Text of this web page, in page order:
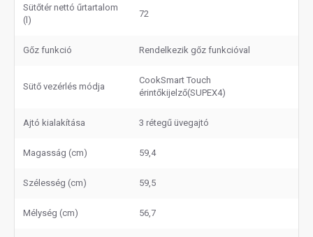
Sütőtér nettó űrtartalom
(l)
72
Gőz funkció Rendelkezik gőz funkcióval
Sütő vezérlés módja
CookSmart Touch
érintőkijelző(SUPEX4)
Ajtó kialakítása 3 rétegű üvegajtó
Magasság (cm) 59,4
Szélesség (cm) 59,5
Mélység (cm) 56,7